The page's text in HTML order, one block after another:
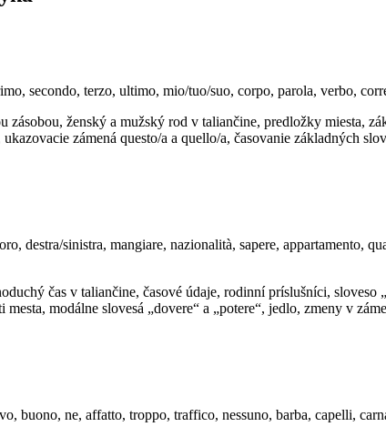
secondo, terzo, ultimo, mio/tuo/suo, corpo, parola, verbo,
zásobou, ženský a mužský rod v taliančine, predložky miesta,
zámená questo/a a quello/a, časovanie základných
destra/sinistra, mangiare, nazionalità, sapere, appartamento,
čas v taliančine, časové údaje, rodinní príslušníci, sloveso
modálne slovesá „dovere“ a „potere“, jedlo, zmeny v
buono, ne, affatto, troppo, traffico, nessuno, barba, capelli,